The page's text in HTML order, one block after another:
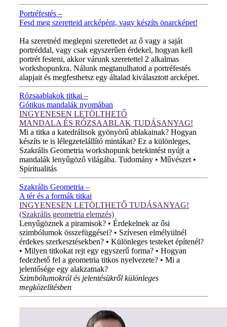
Portréfestés –
Fesd meg szeretteid arcképént, vagy készíts önarcképet!
Ha szeretnéd meglepni szerettedet az ő vagy a saját
portréddal, vagy csak egyszerűen érdekel, hogyan kell
portrét festeni, akkor várunk szeretettel 2 alkalmas
workshopunkra. Nálunk megtanulhatod a portréfestés
alapjait és megfesthetsz egy általad kiválasztott arcképet.
Rózsaablakok titkai –
Gótikus mandalák nyomában
INGYENESEN LETÖLTHETŐ
MANDALA ÉS RÓZSAABLAK TUDÁSANYAG!
Mi a titka a katedrálisok gyönyörű ablakainak? Hogyan
készíts te is lélegzetelállító mintákat? Ez a különleges,
Szakrális Geometria workshopunk betekintést nyújt a
mandalák lenyűgöző világába. Tudomány • Művészet •
Spiritualitás
Szakrális Geometria –
A tér és a formák titkai
INGYENESEN LETÖLTHETŐ TUDÁSANYAG!
(Szakrális geometria elemzés)
Lenyűgöznek a piramisok? • Érdekelnek az ősi
szimbólumok összefüggései? • Szívesen elmélyülnél
érdekes szerkesztésekben? • Különleges testeket építenél?
• Milyen titkokat rejt egy egyszerű forma? • Hogyan
fedezhető fel a geometria titkos nyelvezete? • Mi a
jelentősége egy alakzatnak?
Szimbólumokról és jelentésükről különleges
megközelítésben